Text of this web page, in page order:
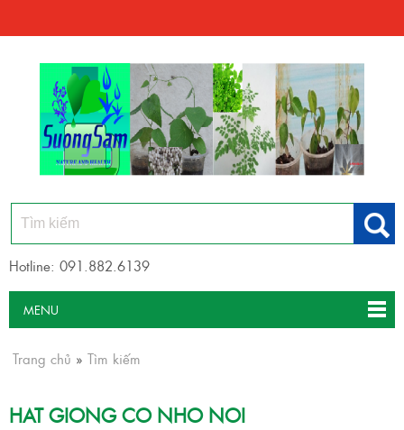
Hotline: 091.882.6139
MENU
Trang chủ » Tìm kiếm
HAT GIONG CO NHO NOI